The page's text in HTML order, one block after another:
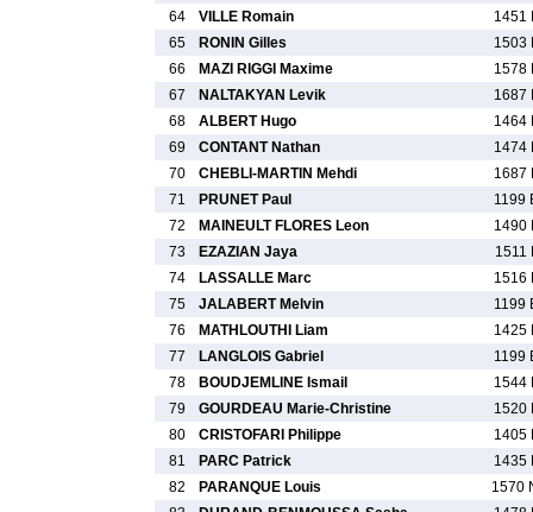
64
VILLE Romain
1451
65
RONIN Gilles
1503
66
MAZI RIGGI Maxime
1578
67
NALTAKYAN Levik
1687
68
ALBERT Hugo
1464
69
CONTANT Nathan
1474
70
CHEBLI-MARTIN Mehdi
1687
71
PRUNET Paul
1199
72
MAINEULT FLORES Leon
1490
73
EZAZIAN Jaya
1511
74
LASSALLE Marc
1516
75
JALABERT Melvin
1199
76
MATHLOUTHI Liam
1425
77
LANGLOIS Gabriel
1199
78
BOUDJEMLINE Ismail
1544
79
GOURDEAU Marie-Christine
1520
80
CRISTOFARI Philippe
1405
81
PARC Patrick
1435
82
PARANQUE Louis
1570